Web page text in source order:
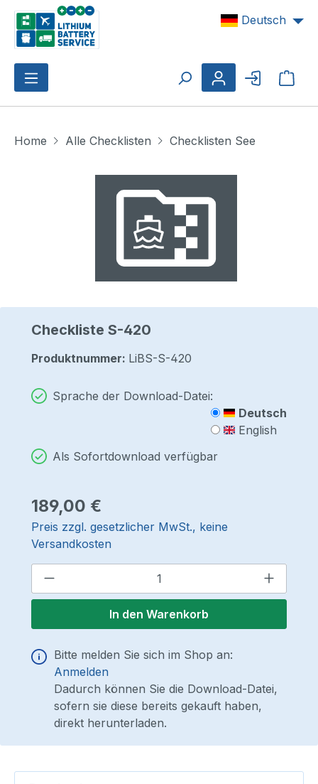
Zum Hauptinhalt springen Deutsch
Home Alle Checklisten
Checklisten See
Checkliste S-420
Produktnummer: LiBS-S-420
Sprache der Download-Datei:
Deutsch
English
Als Sofortdownload verfügbar
Regulärer Preis:
189,00 €
Preis zzgl. gesetzlicher MwSt., keine
Versandkosten
Produkt Anzahl: Gib den
In den Warenkorb
Bitte melden Sie sich im Shop an:
Anmelden
Dadurch können Sie die Download-Datei,
sofern sie diese bereits gekauft haben,
direkt herunterladen.